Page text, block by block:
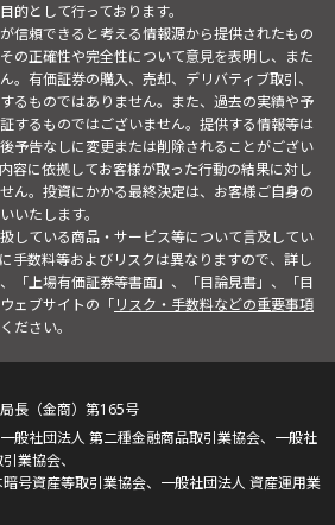
的として行っております。
信頼できると考える情報源から提供されたもの
の正確性や完全性について意見を表明し、また
。有価証券の購入、売却、デリバティブ取引、
るものではありません。また、過去の実績や予
するものではございません。提供する情報等は
予告なしに変更または削除されることがござい
容に依拠してお客様が取った行動の結果に対し
ん。投資にかかる最終決定は、お客様ご自身の
いたします。
している商品・サービス等について言及してい
手数料等およびリスクは異なりますので、詳し
「上場有価証券等書面」、「目論見書」、「目
ェブサイトの「リスク・手数料などの重要事項
ださい。
長（金商）第165号
般社団法人 第二種金融商品取引業協会、一般社
業協会、
号資産等取引業協会、一般社団法人 資産運用業